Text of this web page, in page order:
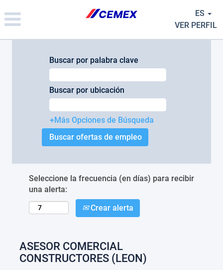
note:
This
ES
VER PERFIL
Buscar por palabra clave
Buscar por ubicación
+Más Opciones de Búsqueda
Seleccione la frecuencia (en días) para recibir
una alerta:
Crear alerta
ASESOR COMERCIAL
CONSTRUCTORES (LEON)